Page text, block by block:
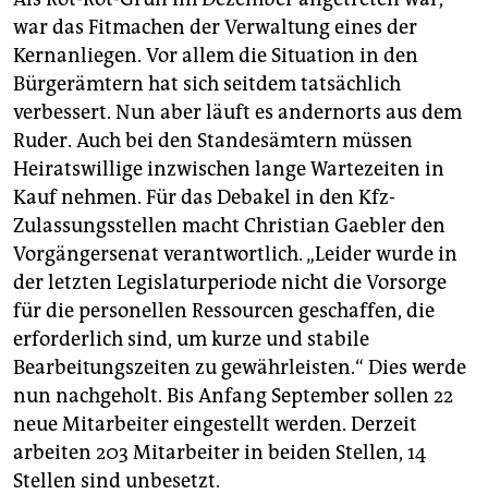
war das Fitmachen der Verwaltung eines der
Kernanliegen. Vor allem die Situation in den
Bürgerämtern hat sich seitdem tatsächlich
verbessert. Nun aber läuft es andernorts aus dem
Ruder. Auch bei den Standesämtern müssen
Heiratswillige inzwischen lange Wartezeiten in
Kauf nehmen. Für das Debakel in den Kfz-
Zulassungsstellen macht Christian Gaebler den
Vorgängersenat verantwortlich. „Leider wurde in
der letzten Legislaturperiode nicht die Vorsorge
für die personellen Ressourcen geschaffen, die
erforderlich sind, um kurze und stabile
Bearbeitungszeiten zu gewährleisten.“ Dies werde
nun nachgeholt. Bis Anfang September sollen 22
neue Mitarbeiter eingestellt werden. Derzeit
arbeiten 203 Mitarbeiter in beiden Stellen, 14
Stellen sind unbesetzt.